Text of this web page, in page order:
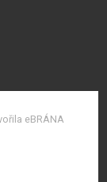
eBRÁNA